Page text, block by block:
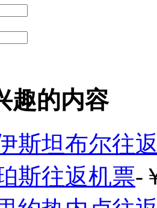
趣的内容
斯坦布尔往
斯往返机票-